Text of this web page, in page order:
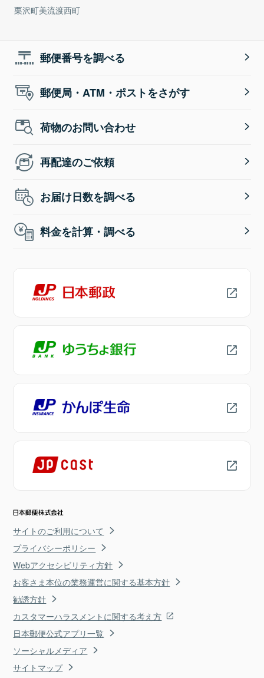
栗沢町美流渡西町
郵便番号を調べる
郵便局・ATM・ポストをさがす
荷物のお問い合わせ
再配達のご依頼
お届け日数を調べる
料金を計算・調べる
サイトのご利用について
プライバシーポリシー
Webアクセシビリティ方針
お客さま本位の業務運営に関する基本方針
勧誘方針
カスタマーハラスメントに関する考え方
日本郵便公式アプリ一覧
ソーシャルメディア
サイトマップ